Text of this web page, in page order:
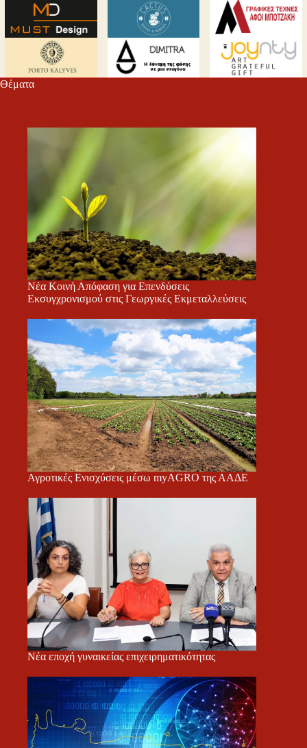
Θέματα
Νέα Κοινή Απόφαση για Επενδύσεις
Εκσυγχρονισμού στις Γεωργικές Εκμεταλλεύσεις
Αγροτικές Ενισχύσεις μέσω myAGRO της ΑΑΔΕ
Νέα εποχή γυναικείας επιχειρηματικότητας